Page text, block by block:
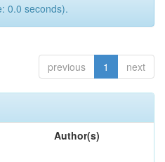
0.0 seconds).
previous 1 next
Author(s)